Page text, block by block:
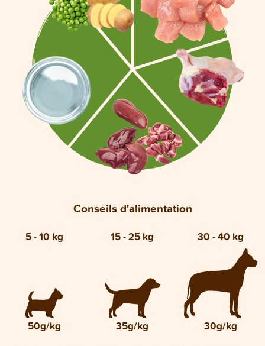
Conseils d'alimentation
5 - 10 kg 15 - 25 kg 30 - 40 kg
50g/kg 35g/kg 30g/kg